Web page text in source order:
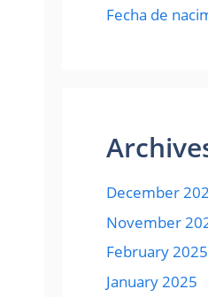
Fecha de
December
November
February 2025
January 2025